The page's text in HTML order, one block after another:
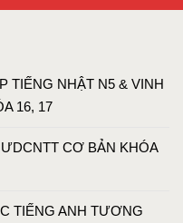
TIẾNG NHẬT N5 & VINH
16, 17
CƠ BẢN KHÓA
TIẾNG ANH TƯƠNG